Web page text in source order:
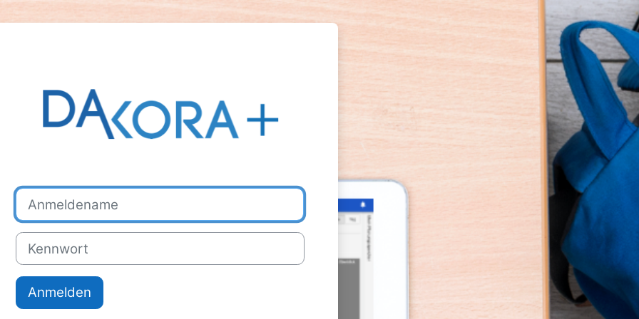
Anmelden bei 'DAKORA+ Demo-Moodle'
Anmeldename
Kennwort
Anmelden